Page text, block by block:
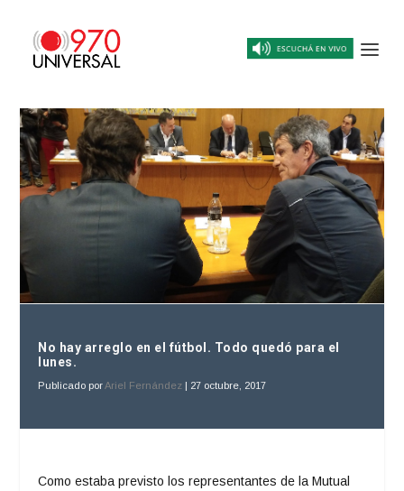
No hay arreglo en el fútbol. Todo quedó para el
lunes.
Publicado porAriel Fernández | 27 octubre, 2017
Como estaba previsto los representantes de la Mutual